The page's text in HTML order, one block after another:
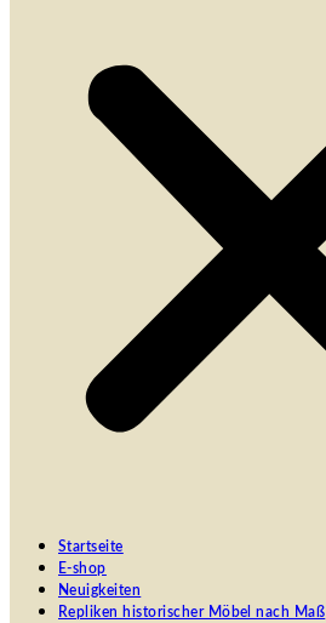
Startseite
E-shop
Neuigkeiten
Repliken historischer Möbel nach Maß